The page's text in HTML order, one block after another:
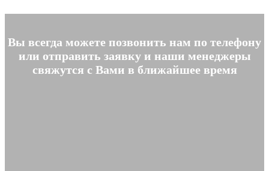
Вы всегда можете позвонить нам по телефону
или отправить заявку и наши менеджеры
свяжутся с Вами в ближайшее время